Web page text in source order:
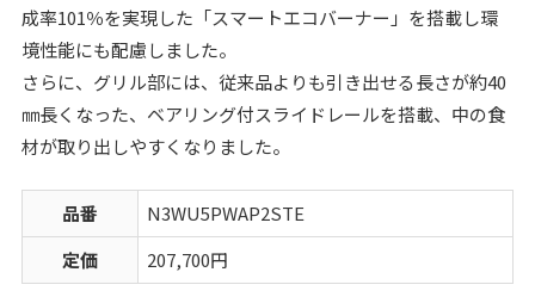
成率101％を実現した「スマートエコバーナー」を搭載し環
境性能にも配慮しました。
さらに、グリル部には、従来品よりも引き出せる長さが約40
㎜長くなった、ベアリング付スライドレールを搭載、中の食
材が取り出しやすくなりました。
品番
N3WU5PWAP2STE
定価
207,700円